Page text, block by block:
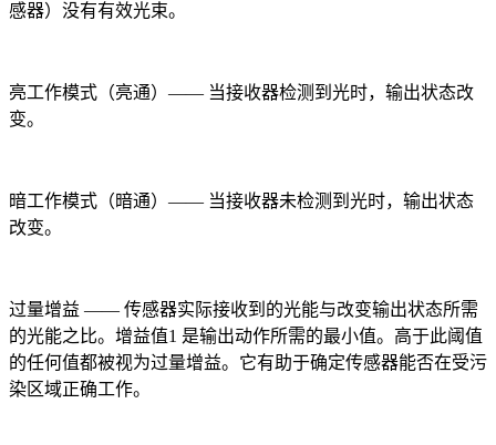
感器）没有有效光束。
亮工作模式（亮通）—— 当接收器检测到光时，输出状态改
变。
暗工作模式（暗通）—— 当接收器未检测到光时，输出状态
改变。
过量增益 —— 传感器实际接收到的光能与改变输出状态所需
的光能之比。增益值1 是输出动作所需的最小值。高于此阈值
的任何值都被视为过量增益。它有助于确定传感器能否在受污
染区域正确工作。